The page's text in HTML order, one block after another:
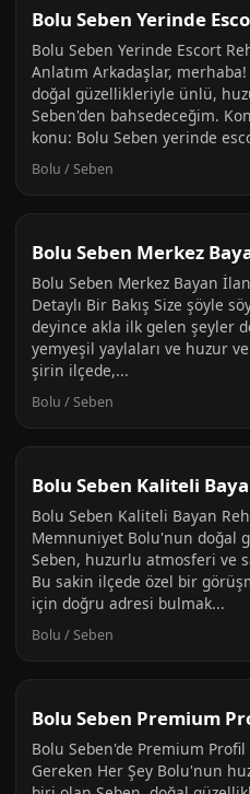
Bolu Seben Yerinde
Bolu Seben Yerinde Escort
Anlatım Arkadaşlar,
doğal güzellikleriyle ünlü,
Seben'den bahsedeceğim.
konu: Bolu Seben yerinde
Bolu / Seben
Bolu Seben Merkez
Bolu Seben Merkez Bayan
Detaylı Bir Bakış Size şöyle
deyince akla ilk gelen şeyler
yemyeşil yaylaları ve huzur
şirin ilçede,...
Bolu / Seben
Bolu Seben Kaliteli
Bolu Seben Kaliteli Bayan
Memnuniyet Bolu'nun doğal
Seben, huzurlu atmosferi ve
Bu sakin ilçede özel bir
için doğru adresi bulmak...
Bolu / Seben
Bolu Seben Premium
Bolu Seben'de Premium
Gereken Her Şey Bolu'nun